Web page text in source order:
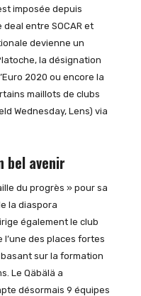
imposée depuis
entre SOCAR et
devienne un
la désignation
2020 ou encore la
maillots de clubs
Wednesday, Lens) via
bel avenir
du progrès » pour sa
la diaspora
également le club
des places fortes
sur la formation
Le Qäbälä a
désormais 9 équipes